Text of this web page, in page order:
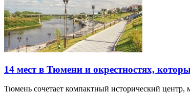
14 мест в Тюмени и окрестностях,
Тюмень сочетает компактный исторический